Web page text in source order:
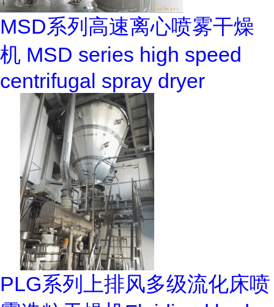
MSD系列高速离心喷雾干燥
机 MSD series high speed
centrifugal spray dryer
PLG系列上排风多级流化床喷